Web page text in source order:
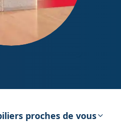
proches de vous